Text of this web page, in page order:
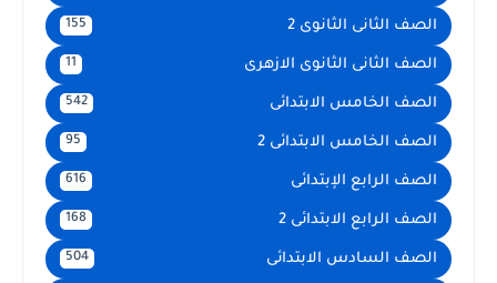
الصف الثانى الثانوى 2 155
الصف الثانى الثانوى الازهرى 11
الصف الخامس الابتدائى 542
الصف الخامس الابتدائى 2 95
الصف الرابع الإبتدائى 616
الصف الرابع الابتدائى 2 168
الصف السادس الابتدائى 504